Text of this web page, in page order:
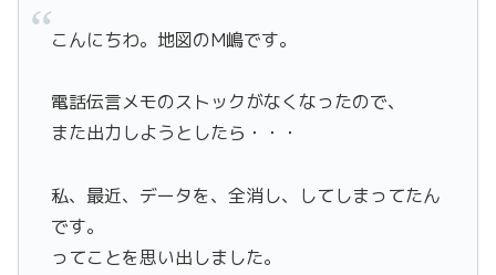
こんにちわ。地図のM嶋です。
電話伝言メモのストックがなくなったので、
また出力しようとしたら・・・
私、最近、データを、全消し、してしまってたん
です。
ってことを思い出しました。